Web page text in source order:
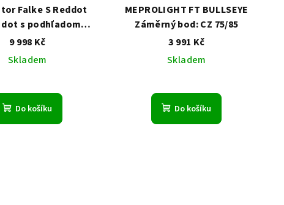
Falke S Reddot
dot s podhľadom
Weaver
9 998 Kč
Skladem
Do košíku
MEPROLIGHT FT BULLSEYE
Záměrný bod: CZ 75/85
3 991 Kč
Skladem
Do košíku